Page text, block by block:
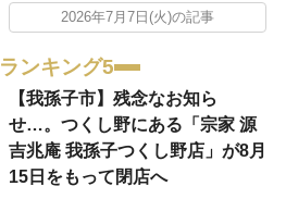
2026年7月7日(火)の記事
ランキング5
【我孫子市】残念なお知ら
せ…。つくし野にある「宗家 源
吉兆庵 我孫子つくし野店」が8月
15日をもって閉店へ